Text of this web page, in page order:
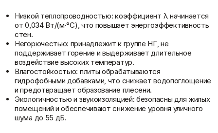
Низкой теплопроводностью: коэффициент λ начинается
от 0,034 Вт/(м·°С), что повышает энергоэффективность
стен.
Негорючестью: принадлежит к группе НГ, не
поддерживает горение и выдерживает длительное
воздействие высоких температур.
Влагостойкостью: плиты обрабатываются
гидрофобными добавками, что снижает водопоглощение
и предотвращает образование плесени.
Экологичностью и звукоизоляцией: безопасны для жилых
помещений и обеспечивают снижение уровня уличного
шума до 55 дБ.